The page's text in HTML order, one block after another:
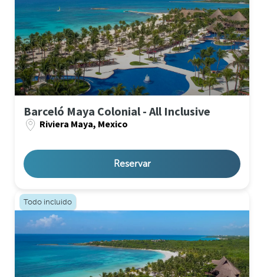
Barceló Maya Colonial - All Inclusive
Riviera Maya, Mexico
Reservar
Todo incluido